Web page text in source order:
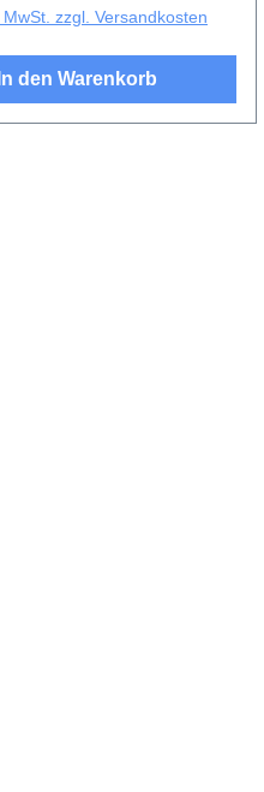
zzgl. Versandkosten
den Warenkorb